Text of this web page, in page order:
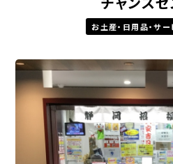
お土産・日用品・サー